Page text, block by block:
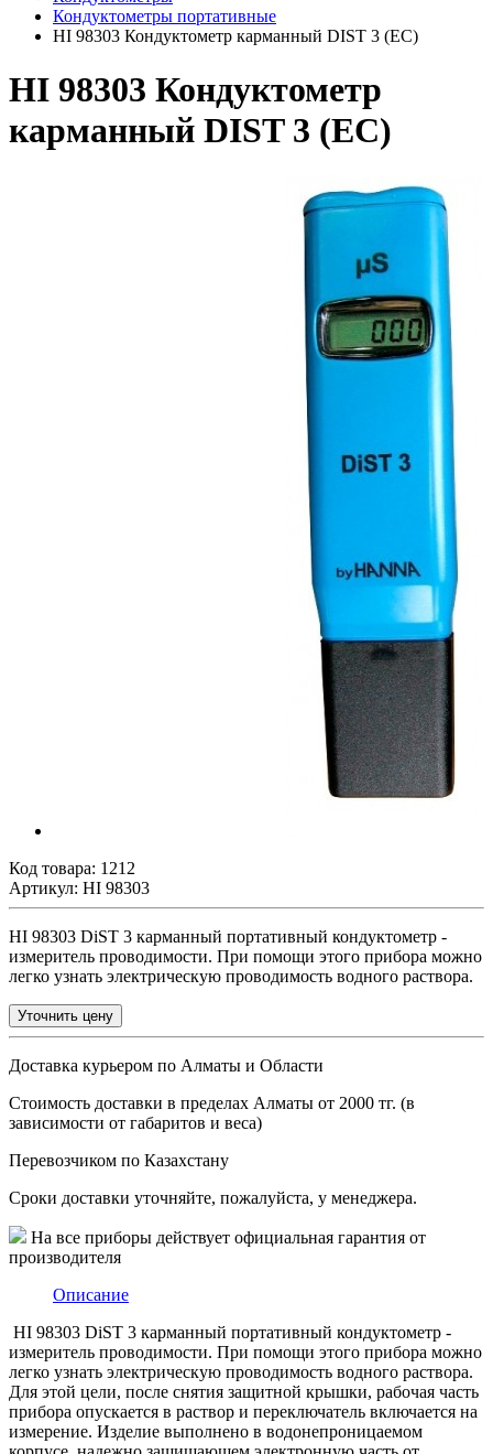
Кондуктометры портативные
HI 98303 Кондуктометр карманный DIST 3 (ЕС)
HI 98303 Кондуктометр
карманный DIST 3 (ЕС)
Код товара: 1212
Артикул: HI 98303
HI 98303 DiST 3 карманный портативный кондуктометр -
измеритель проводимости. При помощи этого прибора можно
легко узнать электрическую проводимость водного раствора.
Уточнить цену
Доставка курьером по Алматы и Области
Стоимость доставки в пределах Алматы от 2000 тг. (в
зависимости от габаритов и веса)
Перевозчиком по Казахстану
Сроки доставки уточняйте, пожалуйста, у менеджера.
На все приборы действует официальная гарантия от
производителя
Описание
HI 98303 DiST 3 карманный портативный кондуктометр -
измеритель проводимости. При помощи этого прибора можно
легко узнать электрическую проводимость водного раствора.
Для этой цели, после снятия защитной крышки, рабочая часть
прибора опускается в раствор и переключатель включается на
измерение. Изделие выполнено в водонепроницаемом